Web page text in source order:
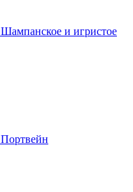
Шампанское и игристое
Портвейн